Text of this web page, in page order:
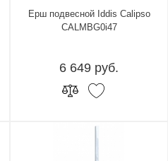
Ерш подвесной Iddis Calipso
CALMBG0i47
6 649 руб.